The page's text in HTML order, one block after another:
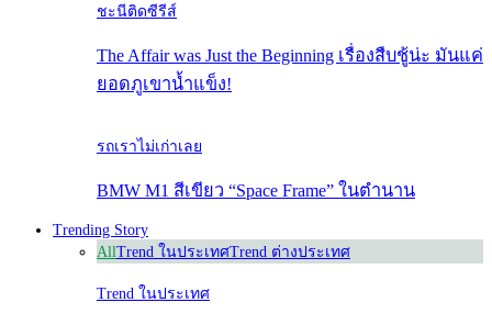
ชะนีติดซีรีส์
The Affair was Just the Beginning เรื่องสืบชู้น่ะ มันแค่
ยอดภูเขาน้ำแข็ง!
รถเราไม่เก่าเลย
BMW M1 สีเขียว “Space Frame” ในตำนาน
Trending Story
AllTrend ในประเทศTrend ต่างประเทศ
Trend ในประเทศ